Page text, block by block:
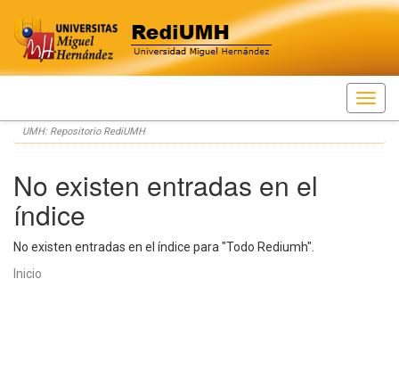
Skip
navigation
UMH: Repositorio RediUMH
No existen entradas en el
índice
No existen entradas en el índice para "Todo Rediumh".
Inicio